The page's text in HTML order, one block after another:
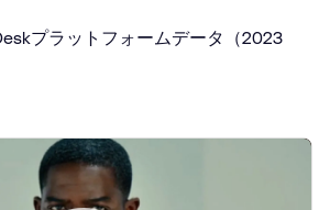
プラットフォームデータ（2023